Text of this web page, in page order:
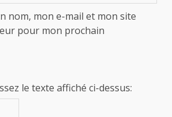
nom, mon e-mail et mon site
pour mon prochain
le texte affiché ci-dessus: